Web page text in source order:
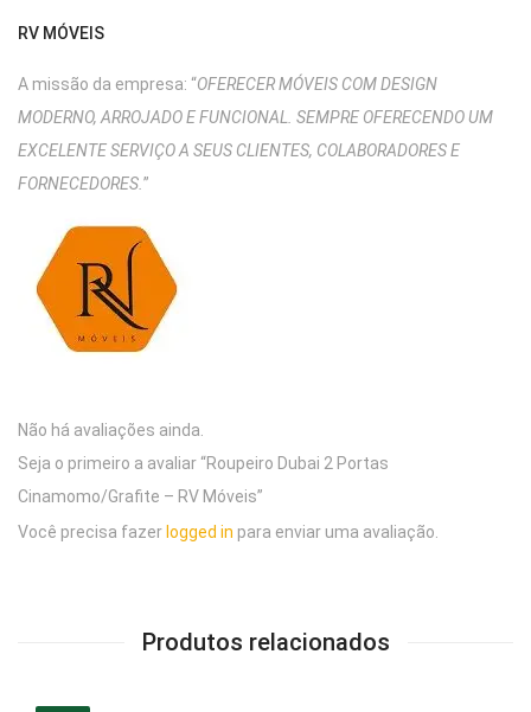
RV MÓVEIS
A missão da empresa: “OFERECER MÓVEIS COM DESIGN
MODERNO, ARROJADO E FUNCIONAL. SEMPRE OFERECENDO UM
EXCELENTE SERVIÇO A SEUS CLIENTES, COLABORADORES E
FORNECEDORES. ”
Não há avaliações ainda.
Seja o primeiro a avaliar “Roupeiro Dubai 2 Portas
Cinamomo/Grafite – RV Móveis”
Você precisa fazer logged in para enviar uma avaliação.
Produtos relacionados